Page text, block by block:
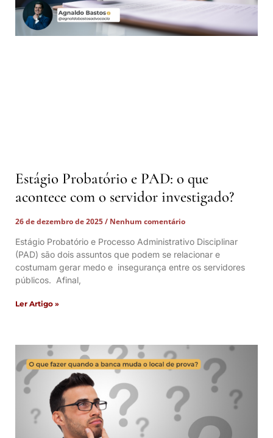
Estágio Probatório e PAD: o que
acontece com o servidor investigado?
26 de dezembro de 2025
Nenhum comentário
Estágio Probatório e Processo Administrativo Disciplinar
(PAD) são dois assuntos que podem se relacionar e
costumam gerar medo e insegurança entre os servidores
públicos. Afinal,
Ler Artigo »